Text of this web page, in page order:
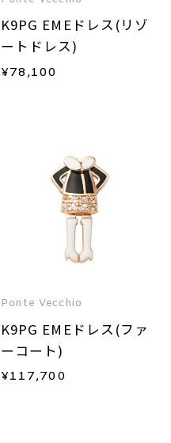
K9PG EMEドレス(リゾ
ートドレス)
¥78,100
Ponte Vecchio
K9PG EMEドレス(ファ
ーコート)
¥117,700